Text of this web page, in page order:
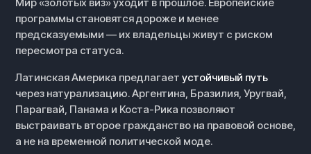
Мир «золотых виз» уходит в прошлое. Европейские
программы становятся дороже и менее
предсказуемыми — их владельцы живут с риском
пересмотра статуса.
Латинская Америка предлагает устойчивый путь
через натурализацию. Аргентина, Бразилия, Уругвай,
Парагвай, Панама и Коста-Рика позволяют
выстраивать второе гражданство на правовой основе,
а не на временной политической моде.